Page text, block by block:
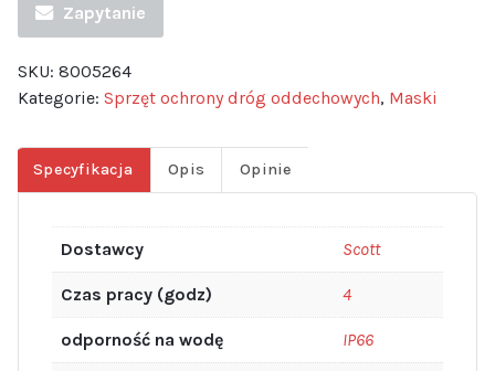
Zapytanie
SKU: 8005264
Kategorie: Sprzęt ochrony dróg oddechowych, Maski
Specyfikacja Opis Opinie
Dostawcy Scott
Czas pracy (godz) 4
odporność na wodę IP66